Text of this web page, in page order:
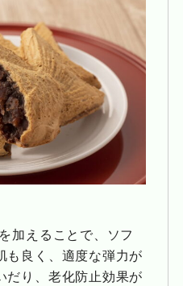
加えることで、ソフ
も良く、適度な弾力が
だり、老化防止効果が